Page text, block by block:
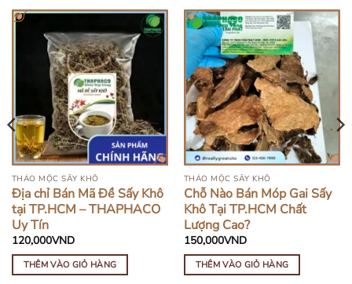
THẢO MỘC SẤY KHÔ
Địa chỉ Bán Mã Đề Sấy Khô
tại TP.HCM – THAPHACO
Uy Tín
120,000VND
THÊM VÀO GIỎ HÀNG
THẢO MỘC SẤY KHÔ
Chỗ Nào Bán Móp Gai Sấy
Khô Tại TP.HCM Chất
Lượng Cao?
150,000VND
THÊM VÀO GIỎ HÀNG